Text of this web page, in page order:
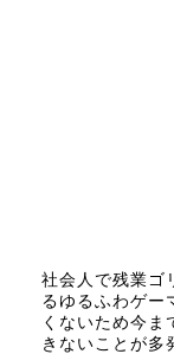
社会人で残業ゴ
るゆるふわゲー
くないため今ま
きないことが多